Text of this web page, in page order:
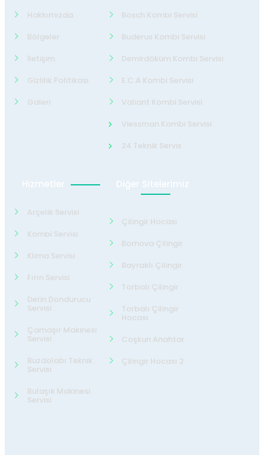
Hakkımızda
Bölgeler
İletişim
Gizlilik Politikası
Galeri
Bosch Kombi Servisi
Buderus Kombi Servisi
Demirdöküm Kombi Servisi
E.C.A Kombi Servisi
Valiant Kombi Servisi
Viessman Kombi Servisi
24 Teknik Servis
Hizmetler
Arçelik Servisi
Kombi Servisi
Klima Servisi
Fırın Servisi
Derin Dondurucu
Servisi
Çamaşır Makinesi
Servisi
Buzdolabı Teknik
Servisi
Bulaşık Makinesi
Servisi
Diğer Sitelerimiz
Çilingir Hocası
Bornova Çilingir
Bayraklı Çilingir
Torbalı Çilingir
Torbalı Çilingir
Hocası
Coşkun Anahtar
Çilingir Hocası 2